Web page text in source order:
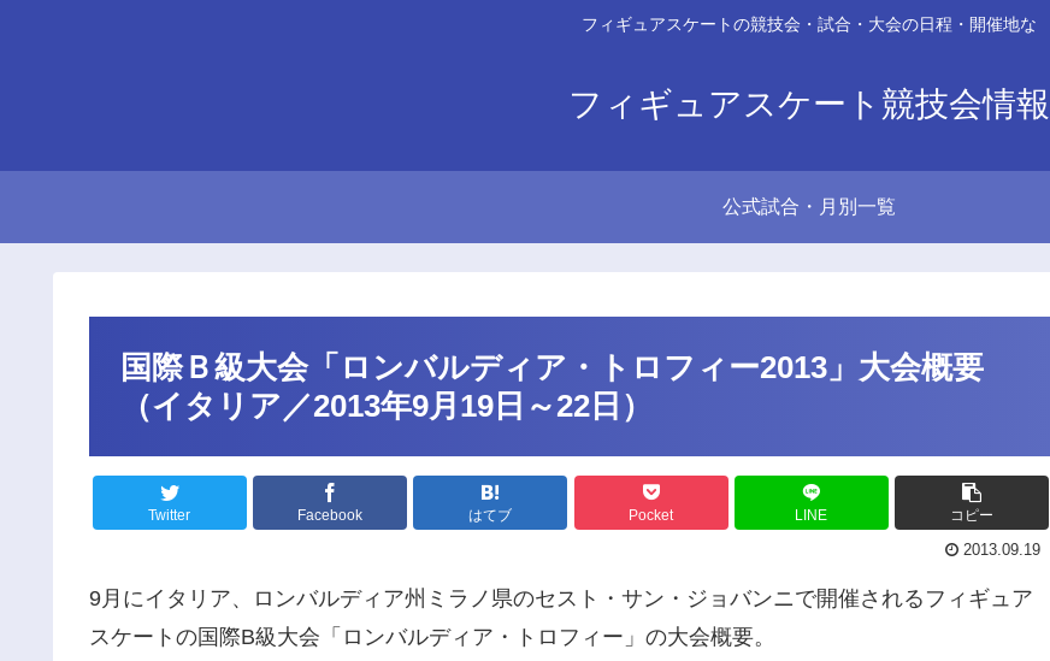
フィギュアスケートの競技会・試合・大会の日程・開催地な
フィギュアスケート競技会情報
公式試合・月別一覧
国際Ｂ級大会「ロンバルディア・トロフィー2013」大会概要
（イタリア／2013年9月19日～22日）
Twitter Facebook はてブ Pocket LINE コピー
2013.09.19
9月にイタリア、ロンバルディア州ミラノ県のセスト・サン・ジョバンニで開催されるフィギュア
スケートの国際B級大会「ロンバルディア・トロフィー」の大会概要。